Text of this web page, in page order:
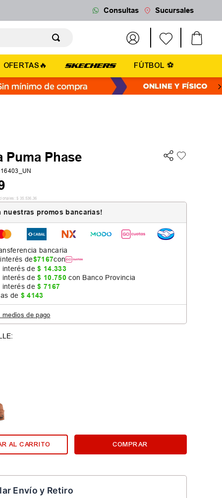
Consultas Sucursales
OFERTAS🔥 FÚTBOL ⚽
Puma Phase
$ 35.536 ,36
nuestras promos bancarias!
bancaria
de$7167con
interés de$ 14.333
interés de$ 10.750 con Banco Provincia
interés de$ 7167
de $ 4143
de pago
AL CARRITO COMPRAR
Envío y Retiro